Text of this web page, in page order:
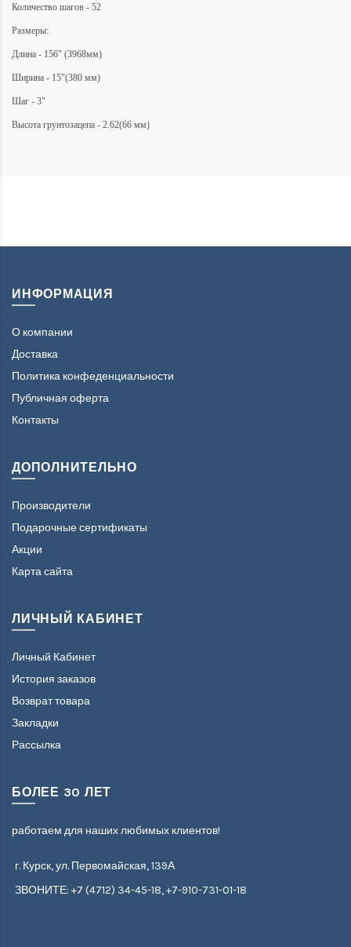
Количество шагов - 52
Размеры:
Длина - 156" (3968мм)
Ширина - 15"(380 мм)
Шаг - 3"
Высота грунтозацепа - 2.62(66 мм)
ИНФОРМАЦИЯ
О компании
Доставка
Политика конфеденциальности
Публичная оферта
Контакты
ДОПОЛНИТЕЛЬНО
Производители
Подарочные сертификаты
Акции
Карта сайта
ЛИЧНЫЙ КАБИНЕТ
Личный Кабинет
История заказов
Возврат товара
Закладки
Рассылка
БОЛЕЕ 30 ЛЕТ
работаем для наших любимых клиентов!
г. Курск, ул. Первомайская, 139А
ЗВОНИТЕ: +7 (4712) 34-45-18, +7-910-731-01-18